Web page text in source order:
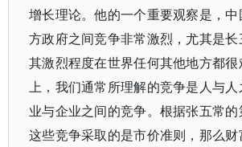
增长理论。他的一个重要观察是，
方政府之间竞争非常激烈，尤其是长
其激烈程度在世界任何其他地方都
上，我们通常所理解的竞争是人与
业与企业之间的竞争。根据张五常
这些竞争采取的是市价准则，那么